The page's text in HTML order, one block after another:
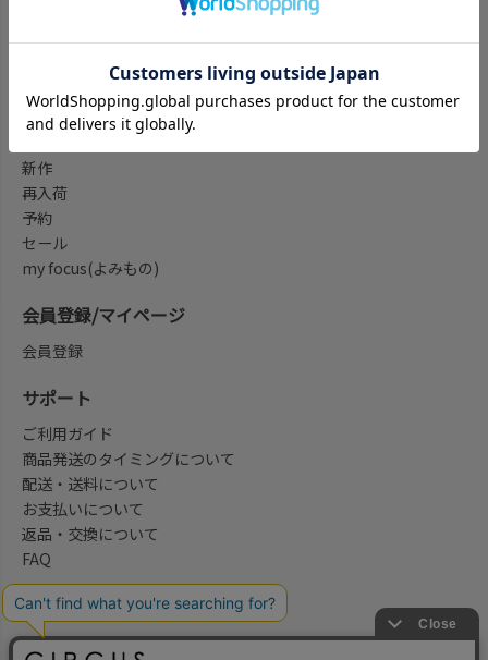
会社概要/お問合せ先
子供服をブランド一覧から探す
子供服をアイテム一覧から探す
新作
再入荷
予約
セール
my focus(よみもの)
会員登録/マイページ
会員登録
サポート
ご利用ガイド
商品発送のタイミングについて
配送・送料について
お支払いについて
返品・交換について
FAQ